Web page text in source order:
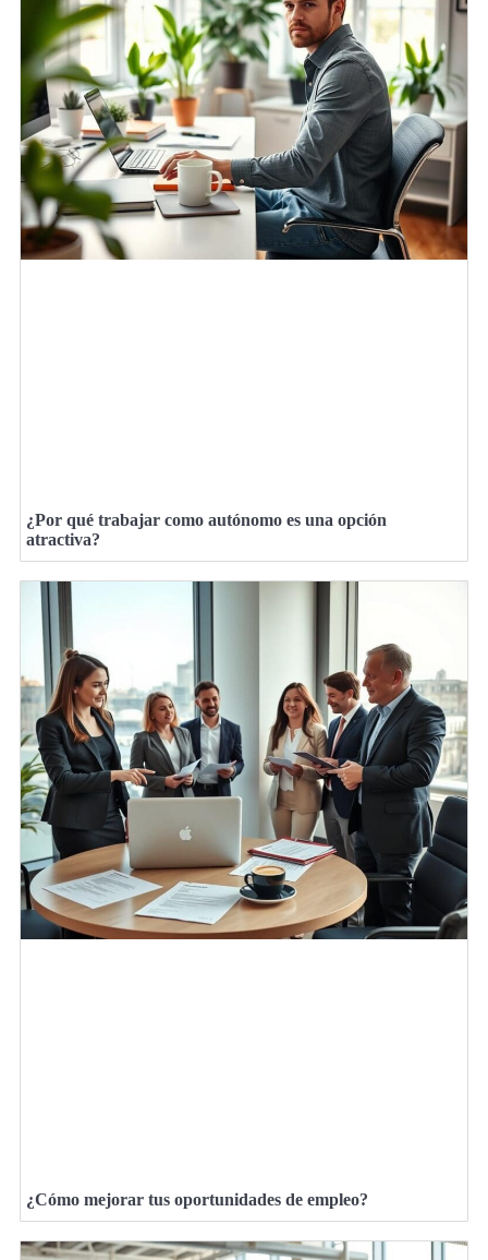
¿Por qué trabajar como autónomo es una opción
atractiva?
¿Cómo mejorar tus oportunidades de empleo?